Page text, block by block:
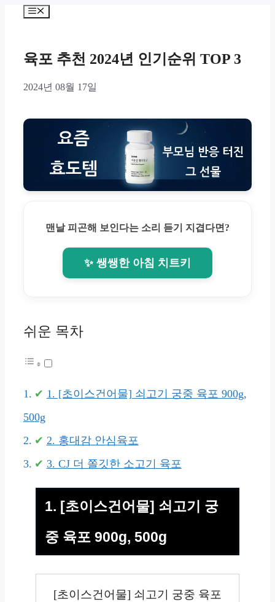
Menu
육포 추천 2024년 인기순위 TOP 3
2024년 08월 17일
맨날 피곤해 보인다는 소리 듣기 지겹다면?
✨ 쌩쌩한 아침 치트키
쉬운 목차
1. [초이스건어물] 쇠고기 궁중 육포 900g,
500g
2. 홍대감 안심육포
3. CJ 더 쫄깃한 소고기 육포
1. [초이스건어물] 쇠고기 궁
중 육포 900g, 500g
[초이스건어물] 쇠고기 궁중 육포